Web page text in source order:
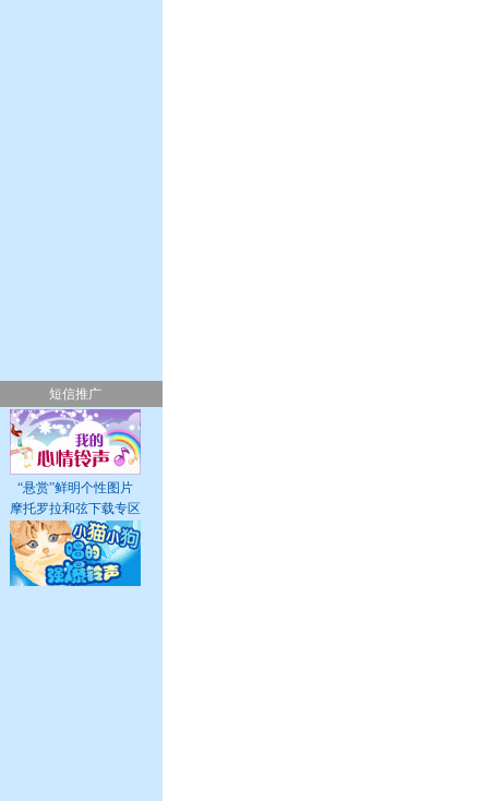
短信推广
“悬赏”鲜明个性图片
摩托罗拉和弦下载专区